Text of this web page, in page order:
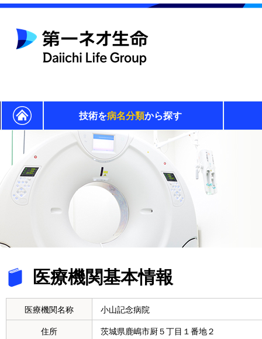
技術を病名分類から探す
医療機関基本情報
医療機関名称 小山記念病院
住所 茨城県鹿嶋市厨５丁目１番地２